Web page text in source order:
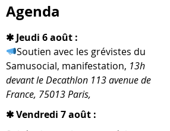
Agenda
✱ Jeudi 6 août :
Soutien avec les gré­vistes du
Samusocial, mani­fes­ta­tion, 13h
devant le Decathlon 113 ave­nue de
France, 75013 Paris,
✱ Vendredi 7 août :